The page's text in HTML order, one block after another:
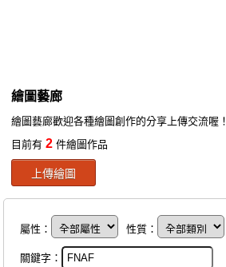
攤位轉讓區
會員功能選單
會員中心
註冊會員
登入
繪圖藝廊
繪圖藝廊歡迎各種繪圖創作的分享上傳交流喔！
目前有2 件繪圖作品
上傳繪圖
屬性： 性質：
關鍵字：